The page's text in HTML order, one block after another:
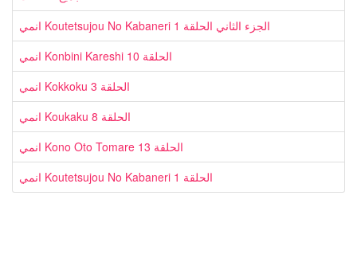
انمي Koutetsujou No Kabaneri الجزء الثاني الحلقة 1
انمي Konbini Kareshi الحلقة 10
انمي Kokkoku الحلقة 3
انمي Koukaku الحلقة 8
انمي Kono Oto Tomare الحلقة 13
انمي Koutetsujou No Kabaneri الحلقة 1